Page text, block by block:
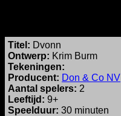
Titel: Dvonn
Ontwerp: Krim Burm
Tekeningen:
Producent: Don & Co NV
Aantal spelers: 2
Leeftijd: 9+
Speelduur: 30 minuten